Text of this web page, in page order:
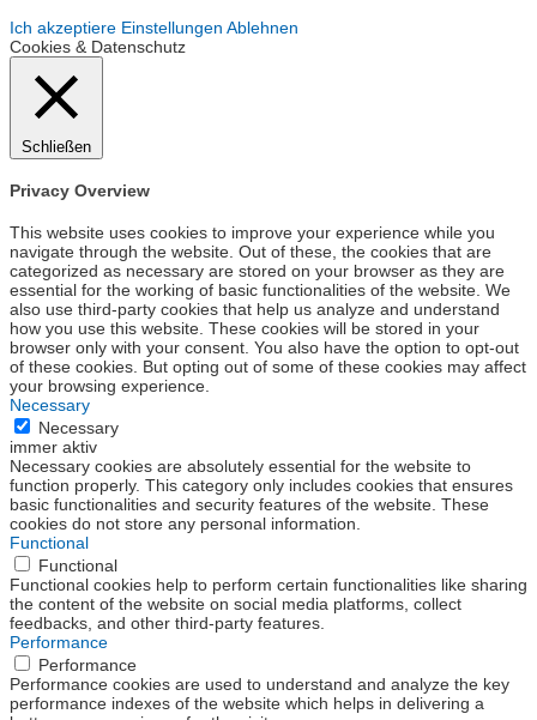
Ich akzeptiere Einstellungen Ablehnen
Cookies & Datenschutz
Schließen
Privacy Overview
This website uses cookies to improve your experience while you
navigate through the website. Out of these, the cookies that are
categorized as necessary are stored on your browser as they are
essential for the working of basic functionalities of the website. We
also use third-party cookies that help us analyze and understand
how you use this website. These cookies will be stored in your
browser only with your consent. You also have the option to opt-out
of these cookies. But opting out of some of these cookies may affect
your browsing experience.
Necessary
Necessary
immer aktiv
Necessary cookies are absolutely essential for the website to
function properly. This category only includes cookies that ensures
basic functionalities and security features of the website. These
cookies do not store any personal information.
Functional
Functional
Functional cookies help to perform certain functionalities like sharing
the content of the website on social media platforms, collect
feedbacks, and other third-party features.
Performance
Performance
Performance cookies are used to understand and analyze the key
performance indexes of the website which helps in delivering a